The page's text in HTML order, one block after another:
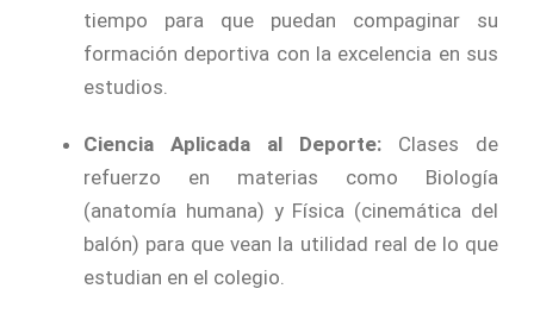
tiempo para que puedan compaginar su
formación deportiva con la excelencia en sus
estudios.
Ciencia Aplicada al Deporte: Clases de
refuerzo en materias como Biología
(anatomía humana) y Física (cinemática del
balón) para que vean la utilidad real de lo que
estudian en el colegio.